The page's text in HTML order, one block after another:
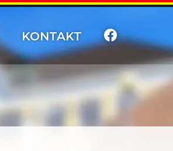
KONTAKT